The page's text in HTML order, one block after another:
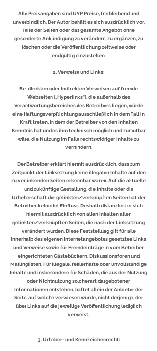
Alle Preisangaben sind UVP Preise, freibleibend und
unverbindlich. Der Autor behält es sich ausdrücklich vor,
Teile der Seiten oder das gesamte Angebot ohne
gesonderte Ankündigung zu verändern, zu ergänzen, zu
löschen oder die Veröffentlichung zeitweise oder
endgültig einzustellen.
2. Verweise und Links:
Bei direkten oder indirekten Verweisen auf fremde
Webseiten („Hyperlinks“), die außerhalb des
Verantwortungsbereiches des Betreibers liegen, würde
eine Haftungsverpflichtung ausschließlich in dem Fall in
Kraft treten, in dem der Betreiber von den Inhalten
Kenntnis hat und es ihm technisch möglich und zumutbar
wäre, die Nutzung im Falle rechtswidriger Inhalte zu
verhindern.
Der Betreiber erklärt hiermit ausdrücklich, dass zum
Zeitpunkt der Linksetzung keine illegalen Inhalte auf den
zu verlinkenden Seiten erkennbar waren. Auf die aktuelle
und zukünftige Gestaltung, die Inhalte oder die
Urheberschaft der gelinkten/verknüpften Seiten hat der
Betreiber keinerlei Einfluss. Deshalb distanziert er sich
hiermit ausdrücklich von allen Inhalten aller
gelinkten/verknüpften Seiten, die nach der Linksetzung
verändert wurden. Diese Feststellung gilt für alle
innerhalb des eigenen Internetangebotes gesetzten Links
und Verweise sowie für Fremdeinträge in vom Betreiber
eingerichteten Gästebüchern, Diskussionsforen und
Mailinglisten. Für illegale, fehlerhafte oder unvollständige
Inhalte und insbesondere für Schäden, die aus der Nutzung
oder Nichtnutzung solcherart dargebotener
Informationen entstehen, haftet allein der Anbieter der
Seite, auf welche verwiesen wurde, nicht derjenige, der
über Links auf die jeweilige Veröffentlichung lediglich
verweist.
3. Urheber- und Kennzeichenrecht: